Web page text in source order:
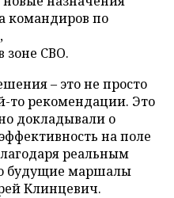
командиров по
зоне СВО.
– это не просто
то рекомендации. Это
докладывали о
на поле
реальным
будущие маршалы
Клинцевич.